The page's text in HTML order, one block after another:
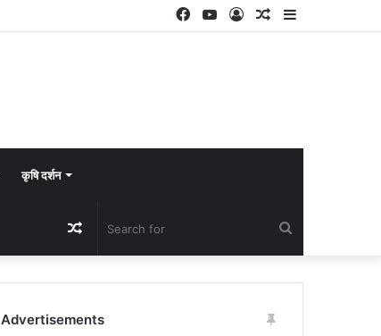
Sidebar
Random
Log
YouTube
Facebook
कृषि दर्शन
for
Random
Article
Advertisements